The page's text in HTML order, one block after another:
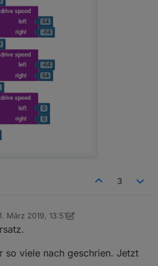
Block für IDs als Array
für Trigger
sayit Blockly Element
3
März 2019, 13:51
von rantanplan 3. Nov. 2019, 14:54
so viele nach geschrien. Jetzt